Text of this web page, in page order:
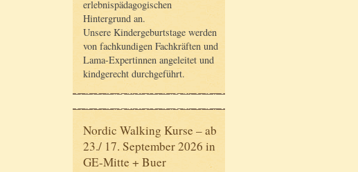
erlebnispädagogischen
Hintergrund an.
Unsere Kindergeburtstage werden
von fachkundigen Fachkräften und
Lama-Expertinnen angeleitet und
kindgerecht durchgeführt.
Nordic Walking Kurse – ab
23./ 17. September 2026 in
GE-Mitte + Buer